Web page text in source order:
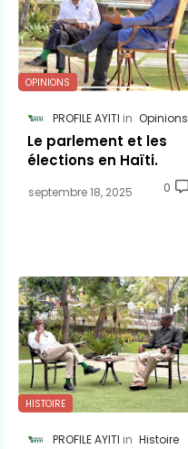
OPINIONS
PROFILE AYITI Opinions
Le parlement et les
élections en Haïti.
septembre 18, 2025 0
HISTOIRE
PROFILE AYITI Histoire